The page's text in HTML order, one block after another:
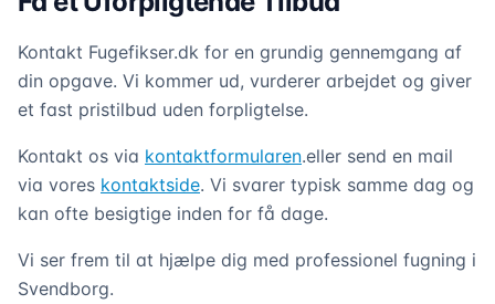
Kontakt Fugefikser.dk for en grundig gennemgang af
din opgave. Vi kommer ud, vurderer arbejdet og giver
et fast pristilbud uden forpligtelse.
Kontakt os via kontaktformularen.eller send en mail
via vores kontaktside. Vi svarer typisk samme dag og
kan ofte besigtige inden for få dage.
Vi ser frem til at hjælpe dig med professionel fugning i
Svendborg.